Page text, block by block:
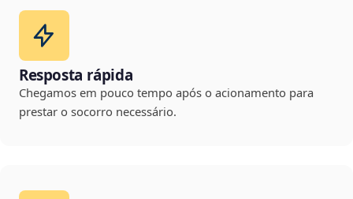
Resposta rápida
Chegamos em pouco tempo após o acionamento para
prestar o socorro necessário.